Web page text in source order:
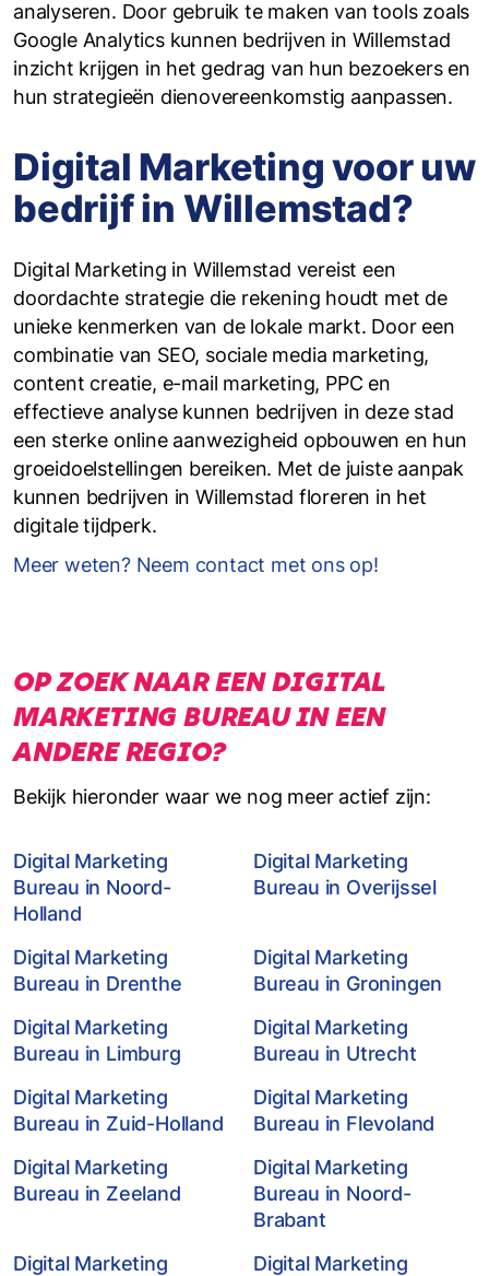
analyseren. Door gebruik te maken van tools zoals
Google Analytics kunnen bedrijven in Willemstad
inzicht krijgen in het gedrag van hun bezoekers en
hun strategieën dienovereenkomstig aanpassen.
Digital Marketing voor uw
bedrijf in Willemstad?
Digital Marketing in Willemstad vereist een
doordachte strategie die rekening houdt met de
unieke kenmerken van de lokale markt. Door een
combinatie van SEO, sociale media marketing,
content creatie, e-mail marketing, PPC en
effectieve analyse kunnen bedrijven in deze stad
een sterke online aanwezigheid opbouwen en hun
groeidoelstellingen bereiken. Met de juiste aanpak
kunnen bedrijven in Willemstad floreren in het
digitale tijdperk.
Meer weten? Neem contact met ons op!
OP ZOEK NAAR EEN DIGITAL
MARKETING BUREAU IN EEN
ANDERE REGIO?
Bekijk hieronder waar we nog meer actief zijn:
Digital Marketing
Bureau in Noord-
Holland
Digital Marketing
Bureau in Overijssel
Digital Marketing
Bureau in Drenthe
Digital Marketing
Bureau in Groningen
Digital Marketing
Bureau in Limburg
Digital Marketing
Bureau in Utrecht
Digital Marketing
Bureau in Zuid-Holland
Digital Marketing
Bureau in Flevoland
Digital Marketing
Bureau in Zeeland
Digital Marketing
Bureau in Noord-
Brabant
Digital Marketing
Digital Marketing